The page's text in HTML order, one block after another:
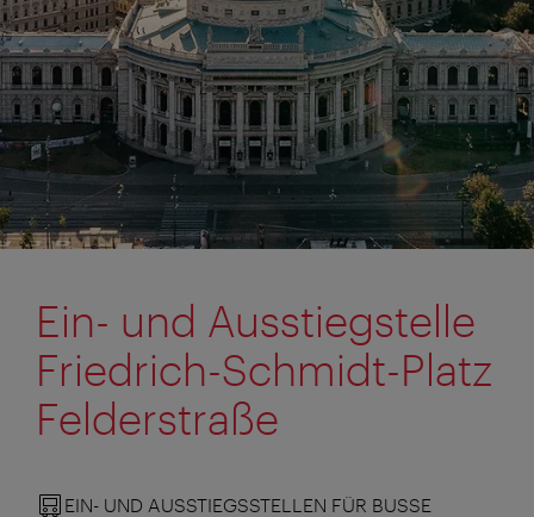
Ein- und Ausstiegstelle
Friedrich-Schmidt-Platz
Felderstraße
EIN- UND AUSSTIEGSSTELLEN FÜR BUSSE